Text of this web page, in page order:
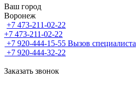
Ваш город
Воронеж
+7 473-211-02-22
+7 473-211-02-22
+7 920-444-15-55 Вызов специалиста
+7 920-444-32-22
Заказать звонок